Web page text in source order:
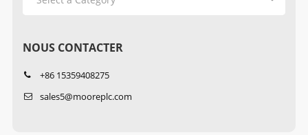
NOUS CONTACTER
+86 15359408275
sales5@mooreplc.com